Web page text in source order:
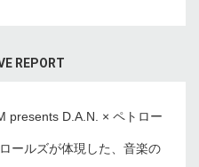
REPORT
presents D.A.N. × ペトロー
ールズが体現した、音楽の